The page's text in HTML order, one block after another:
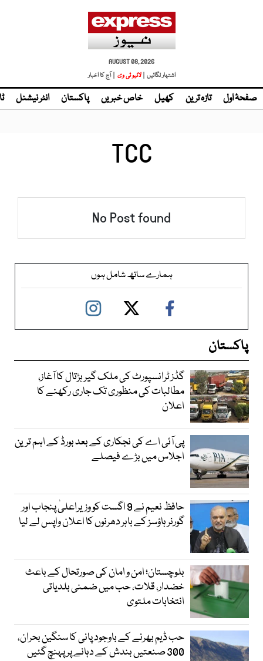
AUGUST 08, 2026
اشتہار لگائیں | لائیو ٹی وی | آج کا اخبار
صفحۂ اول تازہ ترین کھیل خاص خبریں پاکستان انٹر نیشنل
TCC
No Post found
ہمارے ساتھ شامل ہوں
پاکستان
گڈز ٹرانسپورٹ کی ملک گیر ہڑتال کا آغاز،
مطالبات کی منظوری تک جاری رکھنے کا
اعلان
پی آئی اے کی نجکاری کے بعد بورڈ کے اہم ترین
اجلاس میں بڑے فیصلے
حافظ نعیم نے 9 اگست کو وزیراعلیٰ پنجاب اور
گورنر ہاؤسز کے باہر دھرنوں کا اعلان واپس لے لیا
بلوچستان؛ امن و امان کی صورتحال کے باعث
خضدار، قلات، حب میں ضمنی بلدیاتی
انتخابات ملتوی
حب ڈیم بھرنے کے باوجود پانی کا سنگین بحران،
300 صنعتیں بندش کے دہانے پر پہنچ گئیں